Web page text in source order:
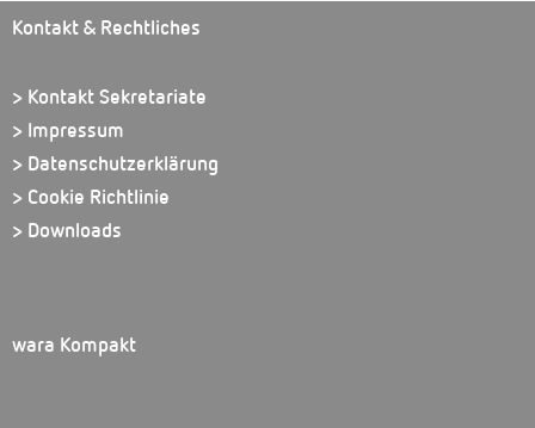
Kontakt & Rechtliches
> Kontakt Sekretariate
> Impressum
> Datenschutzerklärung
> Cookie Richtlinie
> Downloads
wara Kompakt